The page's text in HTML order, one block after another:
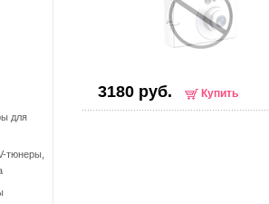
3180 руб. Купить
для
тюнеры,